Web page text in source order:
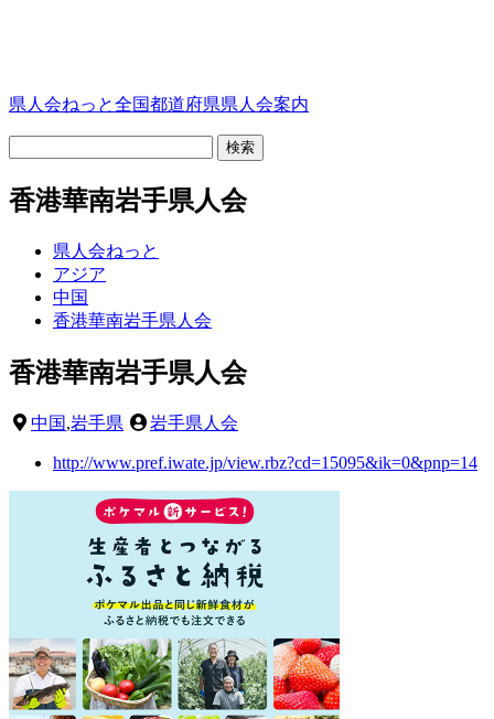
県人会ねっと全国都道府県県人会案内
香港華南岩手県人会
県人会ねっと
アジア
中国
香港華南岩手県人会
香港華南岩手県人会
中国,岩手県 岩手県人会
http://www.pref.iwate.jp/view.rbz?cd=15095&ik=0&pnp=14